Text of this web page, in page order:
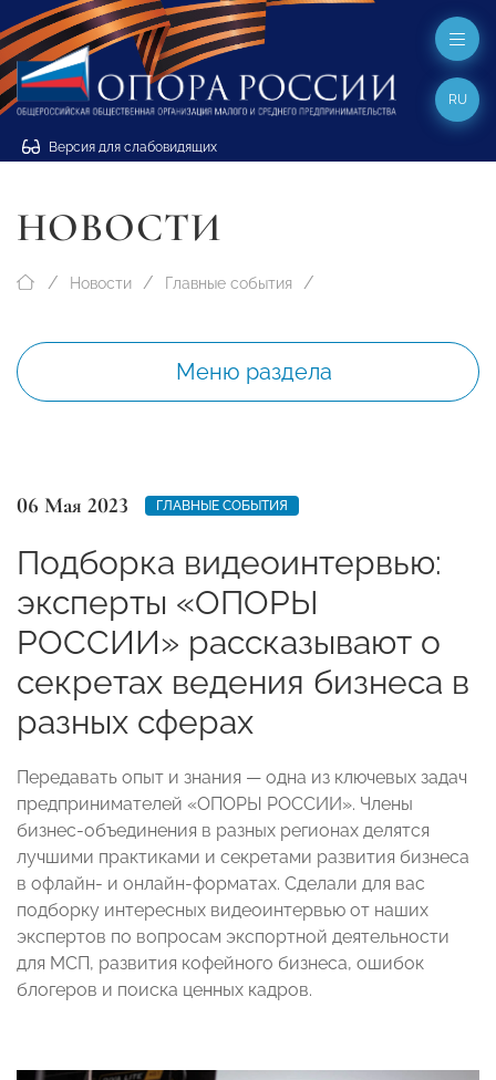
Версия для слабовидящих
RU
НОВОСТИ
Новости Главные события
Меню раздела
06 Мая 2023 ГЛАВНЫЕ СОБЫТИЯ
Подборка видеоинтервью:
эксперты «ОПОРЫ
РОССИИ» рассказывают о
секретах ведения бизнеса в
разных сферах
Передавать опыт и знания — одна из ключевых задач
предпринимателей «ОПОРЫ РОССИИ». Члены
бизнес-объединения в разных регионах делятся
лучшими практиками и секретами развития бизнеса
в офлайн- и онлайн-форматах. Сделали для вас
подборку интересных видеоинтервью от наших
экспертов по вопросам экспортной деятельности
для МСП, развития кофейного бизнеса, ошибок
блогеров и поиска ценных кадров.